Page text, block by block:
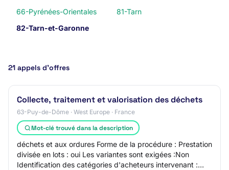
66-Pyrénées-Orientales
81-Tarn
82-Tarn-et-Garonne
21 appels d’offres
Collecte, traitement et valorisation des déchets
63-Puy-de-Dôme · West Europe · France
Mot-clé trouvé dans la description
déchets et aux ordures Forme de la procédure : Prestation
divisée en lots : oui Les variantes sont exigées :Non
Identification des catégories d'acheteurs intervenant :